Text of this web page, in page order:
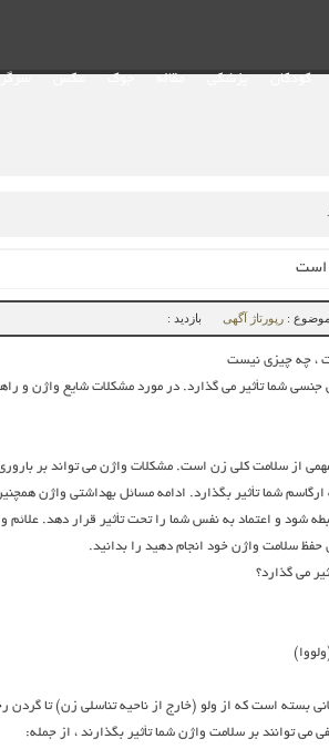
است
موضوع : رپورتاژ آگهی بازدید :
، چه چیزی نیست
شما تأثیر می گذارد. در مورد مشکلات شایع واژن و
از سلامت کلی زن است. مشکلات واژن می تواند بر باروری
ارگاسم شما تأثیر بگذارد. ادامه مسائل بهداشتی واژن
شود و اعتماد به نفس شما را تحت تأثیر قرار دهد. علائم
حفظ سلامت واژن خود انجام دهید را بدانید.
می گذارد؟
بسته است که از ولو (خارج از ناحیه تناسلی زن) تا گردن
می توانند بر سلامت واژن شما تأثیر بگذارند ، از جمله: